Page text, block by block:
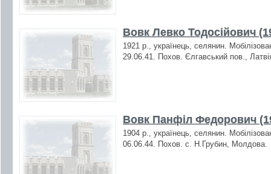
Вовк Левко Тодосійович
1921 р., українець, селянин.
29.06.41. Похов. Єлгавський пов.,
Вовк Панфіл Федорович
1904 р., українець, селянин.
06.06.44. Похов. с. Н.Грубин, Молдова.